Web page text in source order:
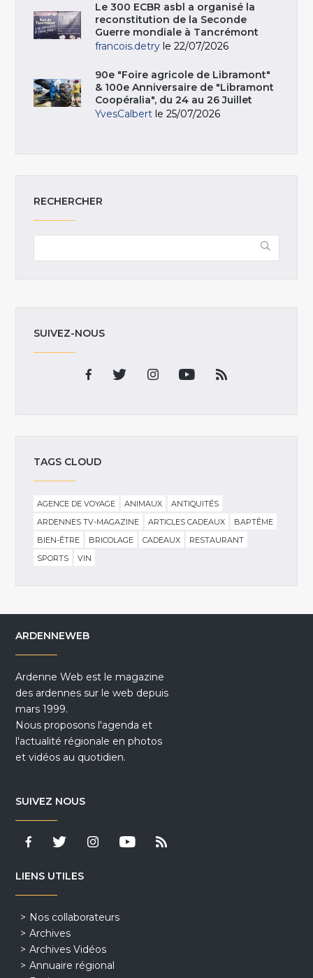
Le 300 ECBR asbl a organisé la
reconstitution de la Seconde
Guerre mondiale à Tancrémont
francois.detry le 22/07/2026
90e "Foire agricole de Libramont"
& 100e Anniversaire de "Libramont
Coopéralia", du 24 au 26 Juillet
YvesCalbert le 25/07/2026
RECHERCHER
SUIVEZ-NOUS
TAGS CLOUD
AGENCE DE VOYAGE ANIMAUX
ANTIQUITÉS
ARDENNES TV-MAGAZINE
ARTICLES CADEAUX
BAPTÊME
BIEN-ÊTRE
BRICOLAGE CADEAUX
RESTAURANT
SPORTS
VIN
ARDENNEWEB
Ardenne Web est le magazine
des ardennes sur le web depuis
mars 1999.
Nous proposons l'agenda et
l'actualité régionale en photos
et vidéos au quotidien.
SUIVEZ NOUS
LIENS UTILES
Nos collaborateurs
Archives
Archives Vidéos
Annuaire régional